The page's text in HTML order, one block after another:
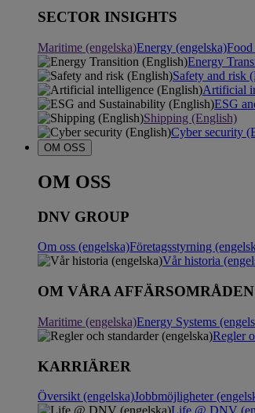
SECTOR INSIGHTS
Maritime (engelska)Energy (engelska)Food
Energy
Safety and risk
Artificial
ESG
Shipping (English)
Cyber security
OM OSS
OM OSS
DNV GROUP
Om oss (engelska)Företagsstyrning
Vår historia
OM VÅRA AFFÄRSOMRÅDEN
Maritime (engelska)Energy Systems
Regler
KARRIÄRER
Översikt (engelska)Jobbmöjligheter